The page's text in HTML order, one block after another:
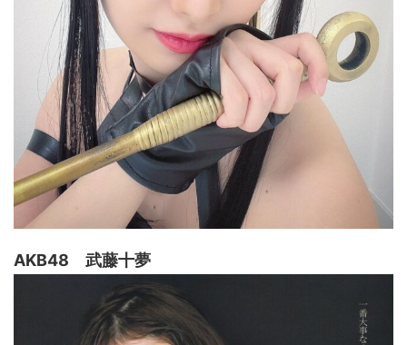
AKB48 武藤十夢